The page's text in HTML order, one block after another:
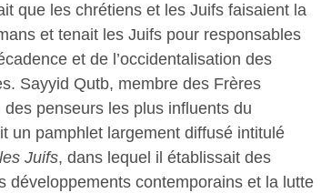
que les chrétiens et les Juifs faisaient la
et tenait les Juifs pour responsables
et de l’occidentalisation des
Sayyid Qutb, membre des Frères
des penseurs les plus influents du
un pamphlet largement diffusé intitulé
Juifs, dans lequel il établissait des
développements contemporains et la lutte